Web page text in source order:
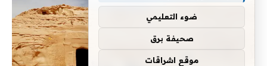
ضوء التعليمي
صحيفة برق
موقع اشراقات